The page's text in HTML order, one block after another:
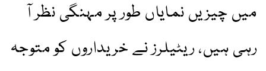
میں چیزیں نمایاں طور پر مہنگی نظر آ
رہی ہیں، ریٹیلرز نے خریداروں کو متوجہ